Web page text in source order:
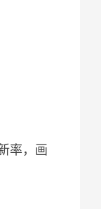
率，画